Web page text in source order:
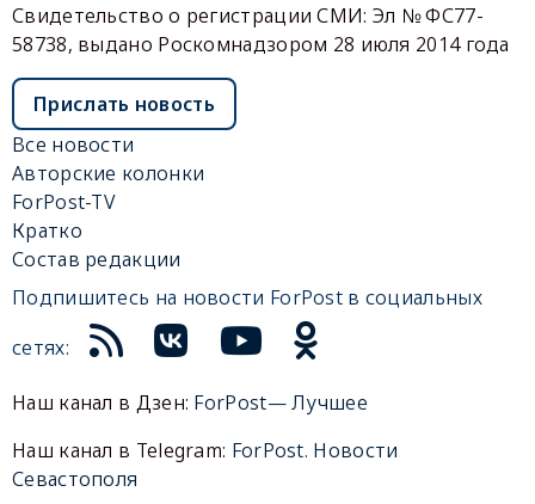
Свидетельство о регистрации СМИ: Эл № ФС77-
58738, выдано Роскомнадзором 28 июля 2014 года
Прислать новость
Все новости
Авторские колонки
ForPost-TV
Кратко
Состав редакции
Подпишитесь на новости ForPost в социальных
сетях:
Наш канал в Дзен: ForPost— Лучшее
Наш канал в Telegram: ForPost. Новости
Севастополя